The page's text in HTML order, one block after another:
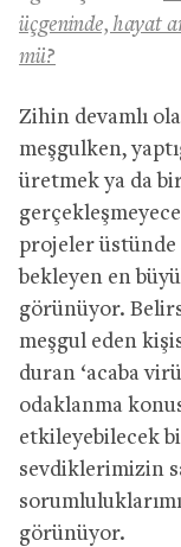
üçgeninde, hayat
mü?
Zihin devamlı
meşgulken,
üretmek ya da
projeler üstünde
bekleyen en
görünüyor.
meşgul eden
duran ‘acaba
odaklanma
etkileyebilecek
sevdiklerimizin
görünüyor.